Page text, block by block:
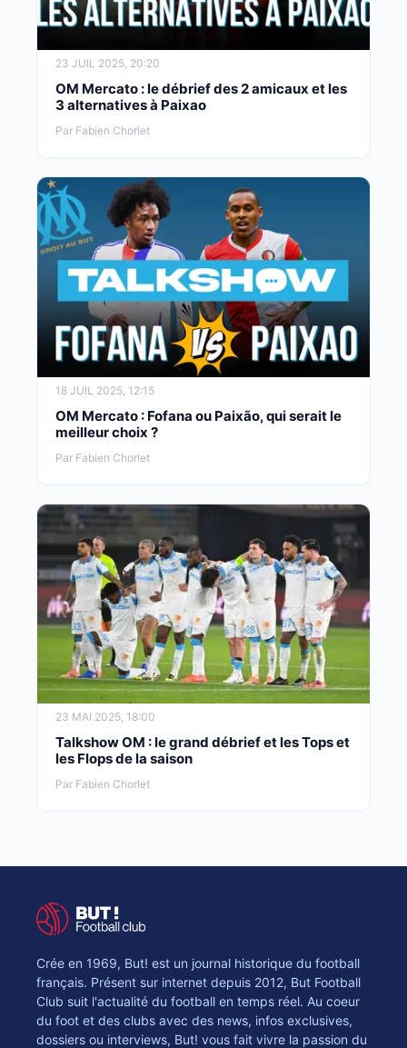
23 JUIL 2025, 20:20
OM Mercato : le débrief des 2 amicaux et les
3 alternatives à Paixao
Par Fabien Chorlet
18 JUIL 2025, 12:15
OM Mercato : Fofana ou Paixão, qui serait le
meilleur choix ?
Par Fabien Chorlet
23 MAI 2025, 18:00
Talkshow OM : le grand débrief et les Tops et
les Flops de la saison
Par Fabien Chorlet
Crée en 1969, But! est un journal historique du football
français. Présent sur internet depuis 2012, But Football
Club suit l'actualité du football en temps réel. Au coeur
du foot et des clubs avec des news, infos exclusives,
dossiers ou interviews, But! vous fait vivre la passion du